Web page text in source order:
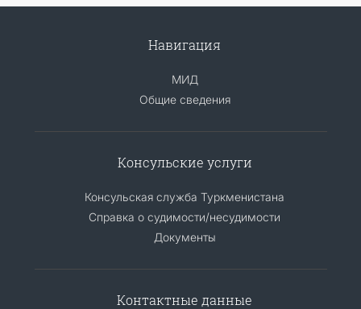
Навигация
МИД
Общие сведения
Консульские услуги
Консульская служба Туркменистана
Справка о судимости/несудимости
Документы
Контактные данные